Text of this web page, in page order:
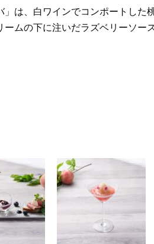
は、白ワインでコンポートした
ムの下に注いだラズベリーソー